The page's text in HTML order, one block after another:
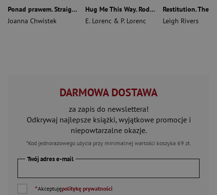
Ponad prawem. Straight to Revenge. Tom 2
Joanna Chwistek
Hug Me This Way. Rodzeństwo Evansów Tom 1
E. Lorenc & P. Lorenc
Leigh Rivers
DARMOWA DOSTAWA
za zapis do newslettera!
Odkrywaj najlepsze książki, wyjątkowe promocje i
niepowtarzalne okazje.
*Kod jednorazowego użycia przy minimalnej wartości koszyka 69 zł.
Twój adres e-mail
*Akceptujępolitykę prywatności